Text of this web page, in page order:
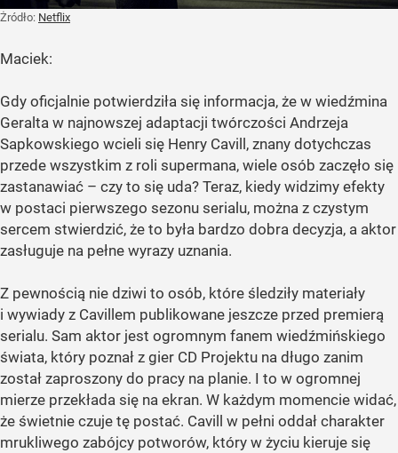
Żródło: Netflix
Maciek:
Gdy oficjalnie potwierdziła się informacja, że w wiedźmina
Geralta w najnowszej adaptacji twórczości Andrzeja
Sapkowskiego wcieli się Henry Cavill, znany dotychczas
przede wszystkim z roli supermana, wiele osób zaczęło się
zastanawiać – czy to się uda? Teraz, kiedy widzimy efekty
w postaci pierwszego sezonu serialu, można z czystym
sercem stwierdzić, że to była bardzo dobra decyzja, a aktor
zasługuje na pełne wyrazy uznania.
Z pewnością nie dziwi to osób, które śledziły materiały
i wywiady z Cavillem publikowane jeszcze przed premierą
serialu. Sam aktor jest ogromnym fanem wiedźmińskiego
świata, który poznał z gier CD Projektu na długo zanim
został zaproszony do pracy na planie. I to w ogromnej
mierze przekłada się na ekran. W każdym momencie widać,
że świetnie czuje tę postać. Cavill w pełni oddał charakter
mrukliwego zabójcy potworów, który w życiu kieruje się